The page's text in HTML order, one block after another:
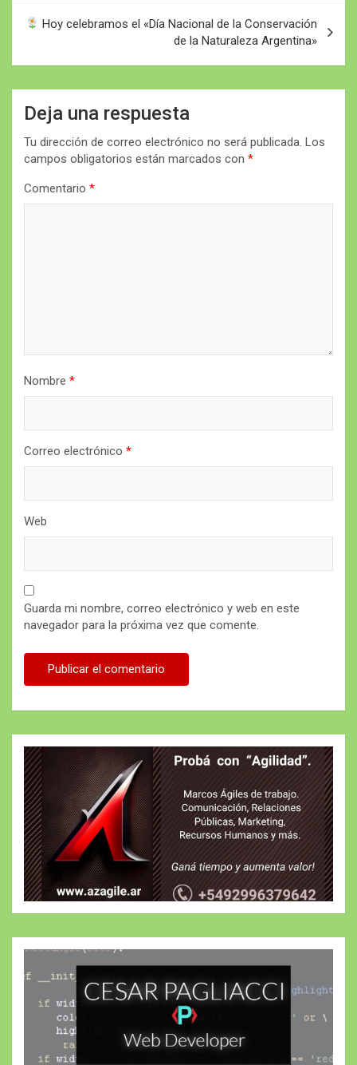
entradas
Hoy celebramos el «Día Nacional de la Conservación
de la Naturaleza Argentina»
Deja una respuesta
Tu dirección de correo electrónico no será publicada. Los
campos obligatorios están marcados con *
Comentario *
Nombre *
Correo electrónico *
Web
Guarda mi nombre, correo electrónico y web en este
navegador para la próxima vez que comente.